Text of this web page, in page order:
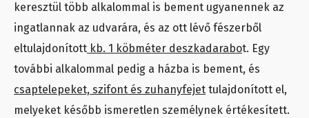
keresztül több alkalommal is bement ugyanennek az
ingatlannak az udvarára, és az ott lévő fészerből
eltulajdonított kb. 1 köbméter deszkadarabot. Egy
további alkalommal pedig a házba is bement, és
csaptelepeket, szifont és zuhanyfejet tulajdonított el,
melyeket később ismeretlen személynek értékesített.